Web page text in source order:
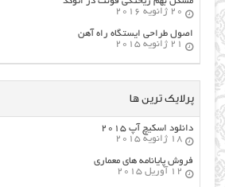
20 ژانویه 2016
اصول طراحي ایستگاه راه آهن
21 ژانویه 2015
پرلایک ترین ها
دانلود اسکیچ آپ ۲۰۱۵
18 ژانویه 2015
فروش پایانامه های معماری
12 آوریل 2015